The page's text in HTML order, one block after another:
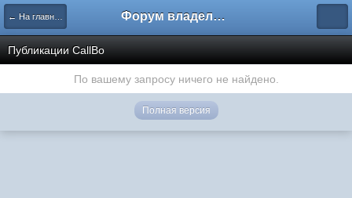
← На главную Форум владельцев интернет-магазинов
Публикации CallBo
По вашему запросу ничего не найдено.
Полная версия